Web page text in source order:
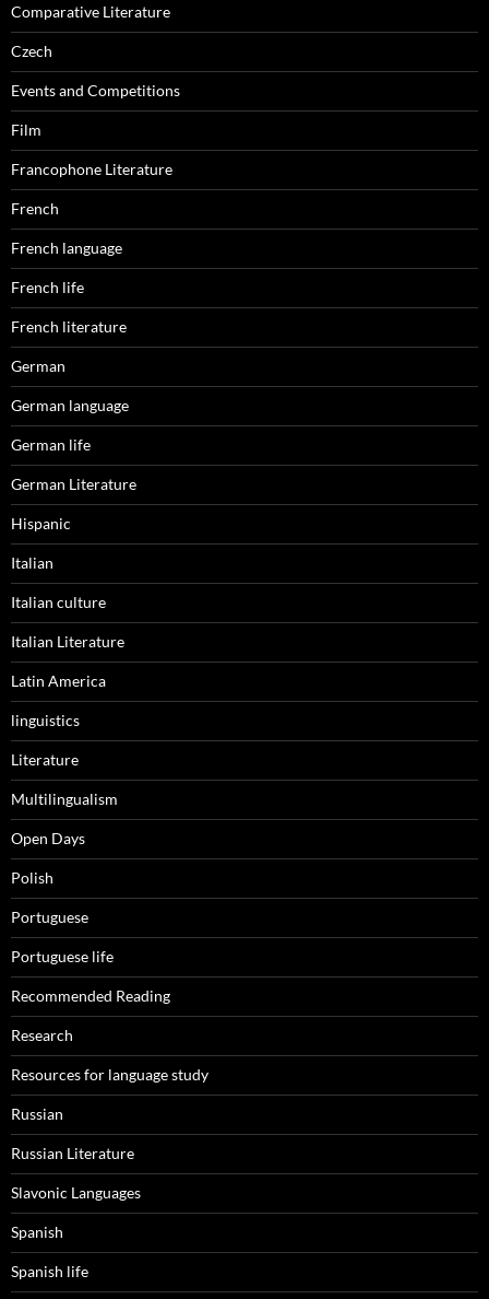
Comparative Literature
Czech
Events and Competitions
Film
Francophone Literature
French
French language
French life
French literature
German
German language
German life
German Literature
Hispanic
Italian
Italian culture
Italian Literature
Latin America
linguistics
Literature
Multilingualism
Open Days
Polish
Portuguese
Portuguese life
Recommended Reading
Research
Resources for language study
Russian
Russian Literature
Slavonic Languages
Spanish
Spanish life